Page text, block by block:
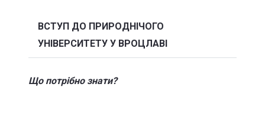
ВСТУП ДО ПРИРОДНІЧОГО
УНІВЕРСИТЕТУ У ВРОЦЛАВІ
Що потрібно знати?